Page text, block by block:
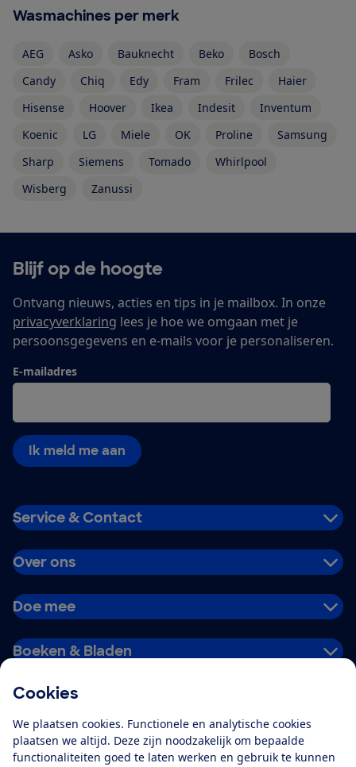
Cookies
We plaatsen cookies. Functionele en analytische cookies
plaatsen we altijd. Deze zijn noodzakelijk om bepaalde
functionaliteiten goed te laten werken en gebruik te kunnen
Wasmachines per merk
AEG Asko Bauknecht Beko
Bosch
Candy
Chiq Edy Fram Frilec
Haier
Hisense
Hoover Ikea Indesit
Inventum
Koenic
LG Miele OK Proline
Samsung
Sharp
Siemens Tomado
Whirlpool
Wisberg
Zanussi
Blijf op de hoogte
Ontvang nieuws, acties en tips in je mailbox. In onze
privacyverklaring lees je hoe we omgaan met je
persoonsgegevens en e-mails voor je personaliseren.
E-mailadres
Ik meld me aan
Service & Contact
Over ons
Doe mee
Boeken & Bladen